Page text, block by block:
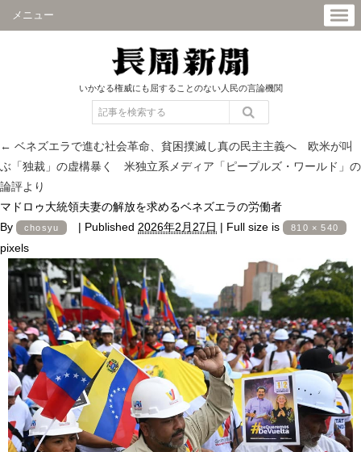
メニュー
いかなる権威にも屈することのない人民の言論機関
← ベネズエラで進む社会革命、貧困撲滅し真の民主主義へ 欧米が叫
ぶ「独裁」の虚構暴く 米独立系メディア「ピープルズ・ワールド」の
論評より
マドロゥ大統領夫妻の解放を求めるベネズエラの労働者
By
chosyu | Published 2026年2月27日 | Full size is 810 × 540
pixels